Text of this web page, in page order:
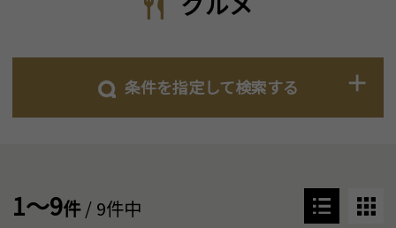
条件を指定して検索する
1～9件/ 9件中